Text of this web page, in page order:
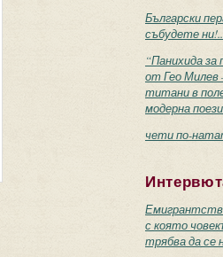
Български
събудете ни!..
“Панихида
от Гео Милев
титани в
модерна
чети по-
с която
трябва да се